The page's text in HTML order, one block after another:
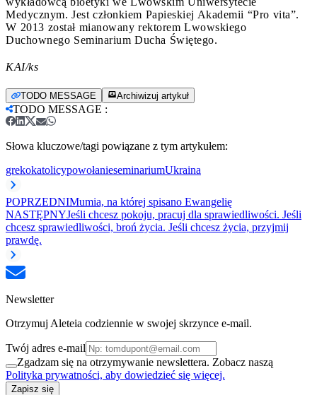
Medycznym. Jest członkiem Papieskiej Akademii “Pro vita”.
W 2013 został mianowany rektorem Lwowskiego
Duchownego Seminarium Ducha Świętego.
KAI/ks
TODO MESSAGE Archiwizuj artykuł
TODO MESSAGE :
Słowa kluczowe/tagi powiązane z tym artykułem:
grekokatolicypowołanieseminariumUkraina
POPRZEDNIMumia, na której spisano Ewangelię
NASTĘPNYJeśli chcesz pokoju, pracuj dla sprawiedliwości. Jeśli
chcesz sprawiedliwości, broń życia. Jeśli chcesz życia, przyjmij
prawdę.
Newsletter
Otrzymuj Aleteia codziennie w swojej skrzynce e-mail.
Twój adres e-mail
Zgadzam się na otrzymywanie newslettera. Zobacz naszą
Polityka prywatności, aby dowiedzieć się więcej.
Zapisz się